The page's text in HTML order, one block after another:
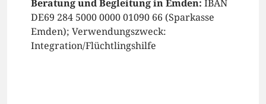
Beratung und Begleitung in Emden: IBAN
DE69 284 5000 0000 01090 66 (Sparkasse
Emden); Verwendungszweck:
Integration/Flüchtlingshilfe